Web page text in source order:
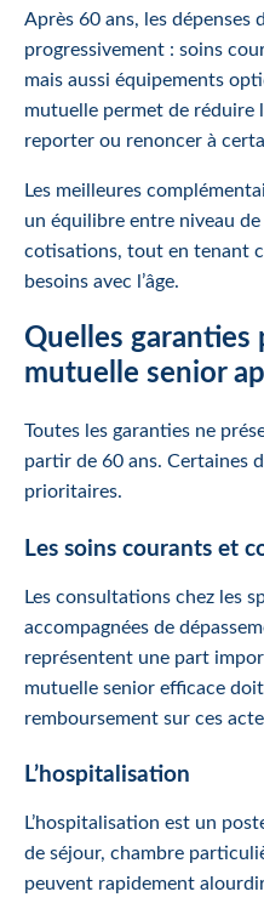
Après 60 ans, les dépenses
progressivement : soins
mais aussi équipements
mutuelle permet de réduire
reporter ou renoncer à
Les meilleures
un équilibre entre niveau
cotisations, tout en tenant
besoins avec l’âge.
Quelles garanties
mutuelle senior
Toutes les garanties ne
partir de 60 ans. Certaines
prioritaires.
Les soins courants et
Les consultations chez les
accompagnées de
représentent une part
mutuelle senior efficace
remboursement sur ces
L’hospitalisation
L’hospitalisation est un
de séjour, chambre
peuvent rapidement